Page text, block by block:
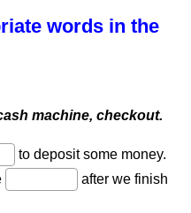
words in the